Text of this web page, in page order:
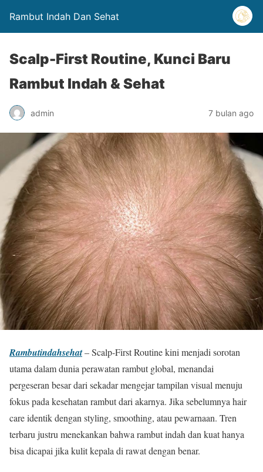
Rambut Indah Dan Sehat
Scalp-First Routine, Kunci Baru
Rambut Indah & Sehat
admin 7 bulan ago
Rambutindahsehat– Scalp-First Routine kini menjadi sorotan
utama dalam dunia perawatan rambut global, menandai
pergeseran besar dari sekadar mengejar tampilan visual menuju
fokus pada kesehatan rambut dari akarnya. Jika sebelumnya hair
care identik dengan styling, smoothing, atau pewarnaan. Tren
terbaru justru menekankan bahwa rambut indah dan kuat hanya
bisa dicapai jika kulit kepala di rawat dengan benar.